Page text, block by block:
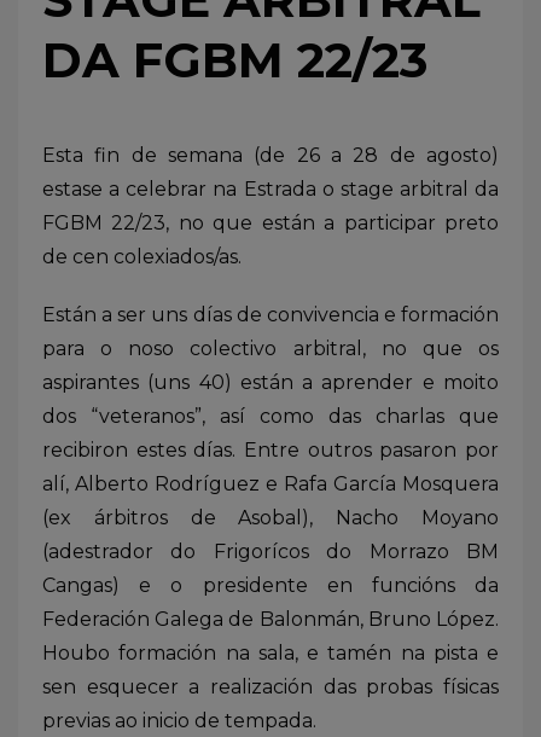
DA FGBM 22/23
Esta fin de semana (de 26 a 28 de agosto)
estase a celebrar na Estrada o stage arbitral da
FGBM 22/23, no que están a participar preto
de cen colexiados/as.
Están a ser uns días de convivencia e formación
para o noso colectivo arbitral, no que os
aspirantes (uns 40) están a aprender e moito
dos “veteranos”, así como das charlas que
recibiron estes días. Entre outros pasaron por
alí, Alberto Rodríguez e Rafa García Mosquera
(ex árbitros de Asobal), Nacho Moyano
(adestrador do Frigorícos do Morrazo BM
Cangas) e o presidente en funcións da
Federación Galega de Balonmán, Bruno López.
Houbo formación na sala, e tamén na pista e
sen esquecer a realización das probas físicas
previas ao inicio de tempada.